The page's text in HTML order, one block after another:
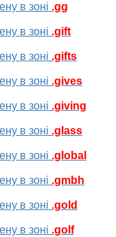
в зоні .gg
в зоні .gift
в зоні .gifts
в зоні .gives
в зоні .giving
в зоні .glass
в зоні .global
в зоні .gmbh
в зоні .gold
в зоні .golf